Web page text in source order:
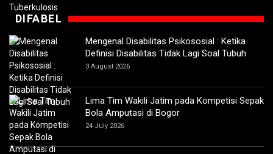
DIFABEL
Mengenal Disabilitas Psikososial : Ketika
Definisi Disabilitas Tidak Lagi Soal Tubuh
3 August 2026
Lima Tim Wakili Jatim pada Kompetisi Sepak
Bola Amputasi di Bogor
24 July 2026